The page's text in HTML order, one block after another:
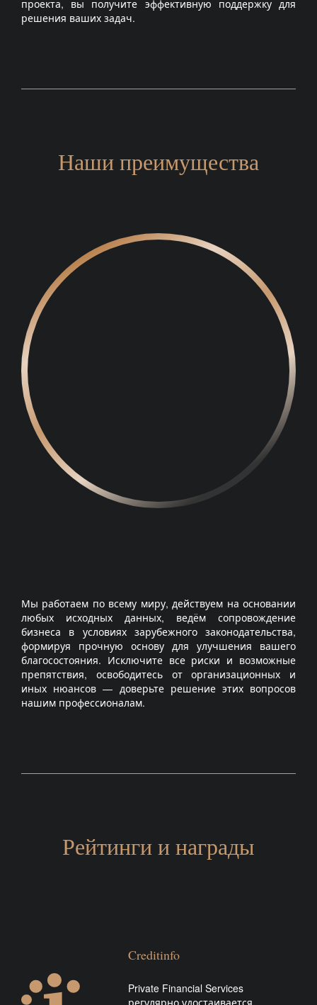
проекта, вы получите эффективную поддержку для
решения ваших задач.
Наши преимущества
Мы работаем по всему миру, действуем на основании
любых исходных данных, ведём сопровождение
бизнеса в условиях зарубежного законодательства,
формируя прочную основу для улучшения вашего
благосостояния. Исключите все риски и возможные
препятствия, освободитесь от организационных и
иных нюансов — доверьте решение этих вопросов
нашим профессионалам.
Рейтинги и награды
Creditinfo
Private Financial Services
регулярно удостаивается